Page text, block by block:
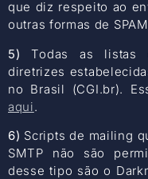
que diz respeito ao
outras formas de
5) Todas as listas
diretrizes
no Brasil (CGI.br).
aqui.
6) Scripts de mailing
SMTP não são
desse tipo são o